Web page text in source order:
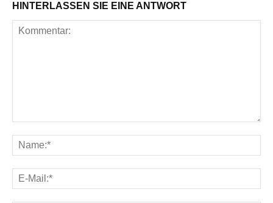
HINTERLASSEN SIE EINE ANTWORT